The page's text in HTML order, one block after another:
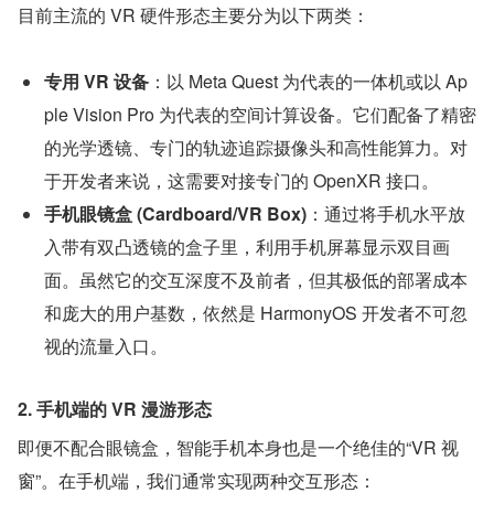
目前主流的 VR 硬件形态主要分为以下两类：
专用 VR 设备 ：以 Meta Quest 为代表的一体机或以 Ap
ple Vision Pro 为代表的空间计算设备。它们配备了精密
的光学透镜、专门的轨迹追踪摄像头和高性能算力。对
于开发者来说，这需要对接专门的 OpenXR 接口。
手机眼镜盒 (Cardboard/VR Box) ：通过将手机水平放
入带有双凸透镜的盒子里，利用手机屏幕显示双目画
面。虽然它的交互深度不及前者，但其极低的部署成本
和庞大的用户基数，依然是 HarmonyOS 开发者不可忽
视的流量入口。
2. 手机端的 VR 漫游形态
即便不配合眼镜盒，智能手机本身也是一个绝佳的“VR 视
窗”。在手机端，我们通常实现两种交互形态：